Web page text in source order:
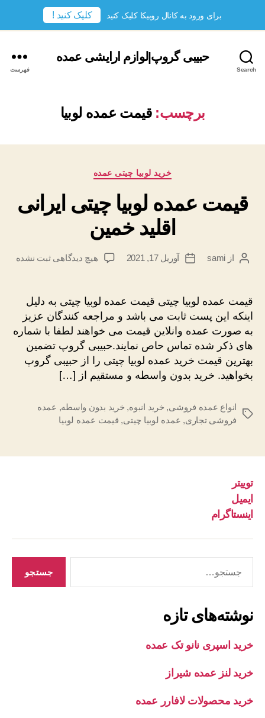
Search
حبیبی گروپ|لوازم ارایشی عمده
فهرست
برچسب: قیمت عمده لوبیا
دسته‌ها
خرید لوبیا چیتی عمده
قیمت عمده لوبیا چیتی ایرانی
اقلید خمین
نویسندهٔ
از sami
تاریخآوریل 17, 2021 هیچ دیدگاهیبرای
لوبیا
چیتی
ایرانی
اقلید
خمین
ثبت نشده
قیمت عمده لوبیا چیتی قیمت عمده لوبیا چیتی به دلیل
اینکه این پست ثابت می باشد و مراجعه کنندگان عزیز
به صورت عمده وانلاین قیمت می خواهند لطفا با شماره
های ذکر شده تماس حاص نمایند.حبیبی گروپ تضمین
بهترین قیمت خرید عمده لوبیا چیتی را از حبیبی گروپ
بخواهید. خرید بدون واسطه و مستقیم از […]
برچسب‌ها
انواع عمده فروشی, خرید انبوه, خرید بدون واسطه, عمده
فروشی تجاری, عمده لوبیا چیتی, قیمت عمده لوبیا
توییتر
ایمیل
اینستاگرام
نوشته‌های تازه
خرید اسپری نانو تک عمده
خرید لنز عمده شیراز
خرید محصولات لافارر عمده
برای ورود به کانال روبیکا کلیک کنید کلیک کنید !